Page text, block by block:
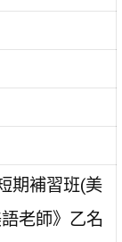
期補習班(美
老師》乙名